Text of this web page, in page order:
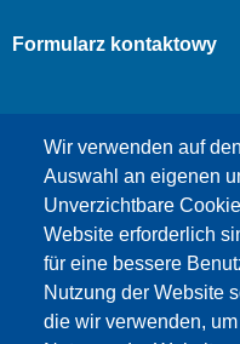
Wir verwenden auf
Auswahl an eigenen
Unverzichtbare
Website erforderlich
für eine bessere
Nutzung der Website
die wir verwenden,
Formularz kontaktowy
Dieser Inhalt ist